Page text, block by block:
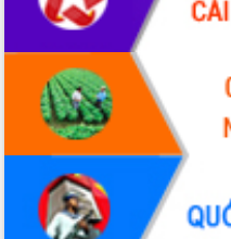
HĐND tỉnh thông qua điều chỉnh Quy
hoạch tỉnh thời kỳ 2021-2030
Hội thảo góp ý hồ sơ điều chỉnh quy
hoạch tỉnh Đắk Lắk thời kỳ 2021-2030,
tầm nhìn đến năm 2050
Nâng cao hiệu quả hoạt động của các
doanh nghiệp nhà nước
Hội nghị triển khai kết nối mạng
truyền số liệu chuyên dùng phục vụ cơ
quan Đảng, Nhà nước